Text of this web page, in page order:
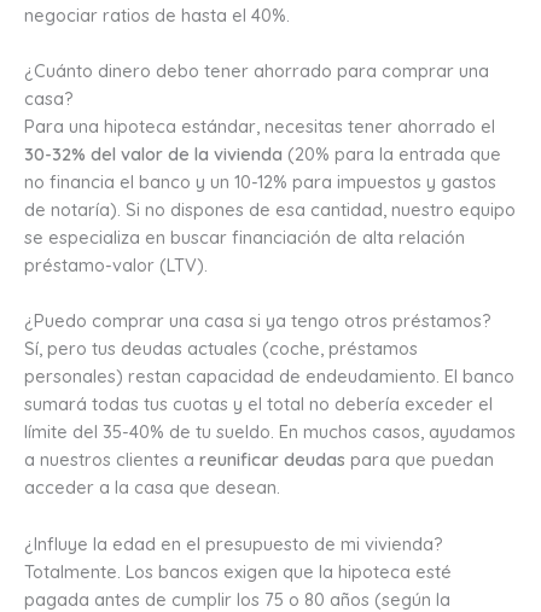
negociar ratios de hasta el 40%.
¿Cuánto dinero debo tener ahorrado para comprar una
casa?
Para una hipoteca estándar, necesitas tener ahorrado el
30-32% del valor de la vivienda (20% para la entrada que
no financia el banco y un 10-12% para impuestos y gastos
de notaría). Si no dispones de esa cantidad, nuestro equipo
se especializa en buscar financiación de alta relación
préstamo-valor (LTV).
¿Puedo comprar una casa si ya tengo otros préstamos?
Sí, pero tus deudas actuales (coche, préstamos
personales) restan capacidad de endeudamiento. El banco
sumará todas tus cuotas y el total no debería exceder el
límite del 35-40% de tu sueldo. En muchos casos, ayudamos
a nuestros clientes a reunificar deudas para que puedan
acceder a la casa que desean.
¿Influye la edad en el presupuesto de mi vivienda?
Totalmente. Los bancos exigen que la hipoteca esté
pagada antes de cumplir los 75 o 80 años (según la